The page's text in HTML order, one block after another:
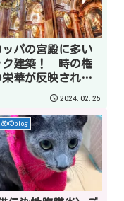
ッパの宮殿に多い
ク建築！ 時の権
栄華が反映された
曲線の美か、歪ん
2024.02.25
のblog